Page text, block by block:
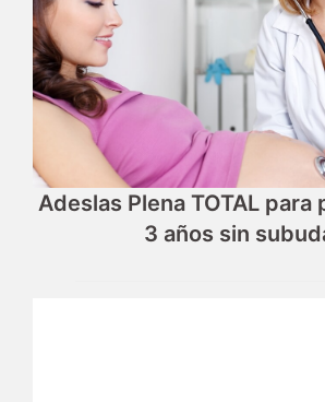
Adeslas Plena TOTAL
3 años sin